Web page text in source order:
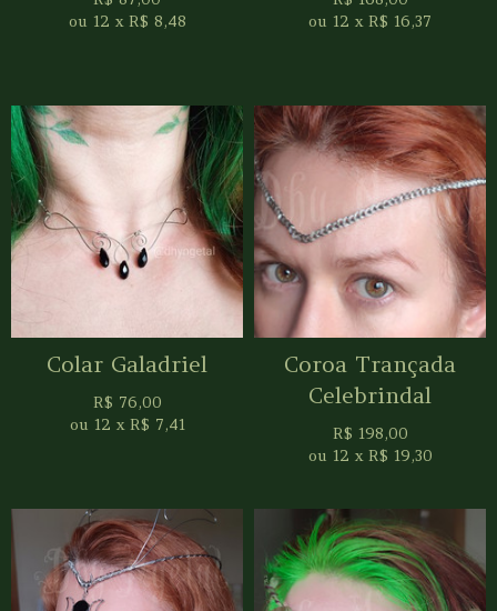
ou 12 x R$ 8,48
ou 12 x R$ 16,37
Colar Galadriel
R$ 76,00
ou 12 x R$ 7,41
Coroa Trançada
Celebrindal
R$ 198,00
ou 12 x R$ 19,30